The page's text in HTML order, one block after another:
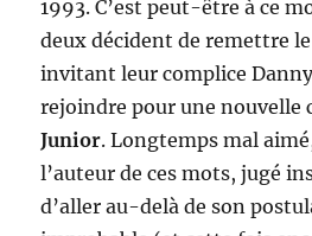
1993. C’est peut-être à ce
deux décident de remettre
invitant leur complice
rejoindre pour une nouvelle
Junior. Longtemps mal
l’auteur de ces mots, jugé
d’aller au-delà de son